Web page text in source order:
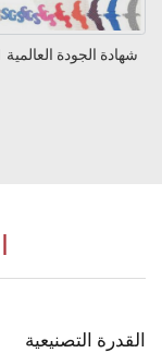
شهادة الجودة العالمية ISO45001
القدرة التصنيعية